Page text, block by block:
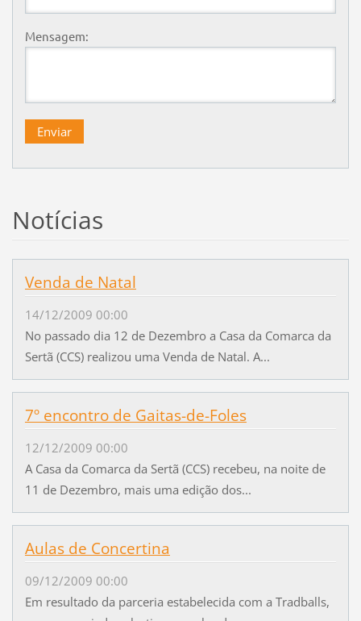
Mensagem:
Notícias
Venda de Natal
14/12/2009 00:00
No passado dia 12 de Dezembro a Casa da Comarca da
Sertã (CCS) realizou uma Venda de Natal. A...
7º encontro de Gaitas-de-Foles
12/12/2009 00:00
A Casa da Comarca da Sertã (CCS) recebeu, na noite de
11 de Dezembro, mais uma edição dos...
Aulas de Concertina
09/12/2009 00:00
Em resultado da parceria estabelecida com a Tradballs,